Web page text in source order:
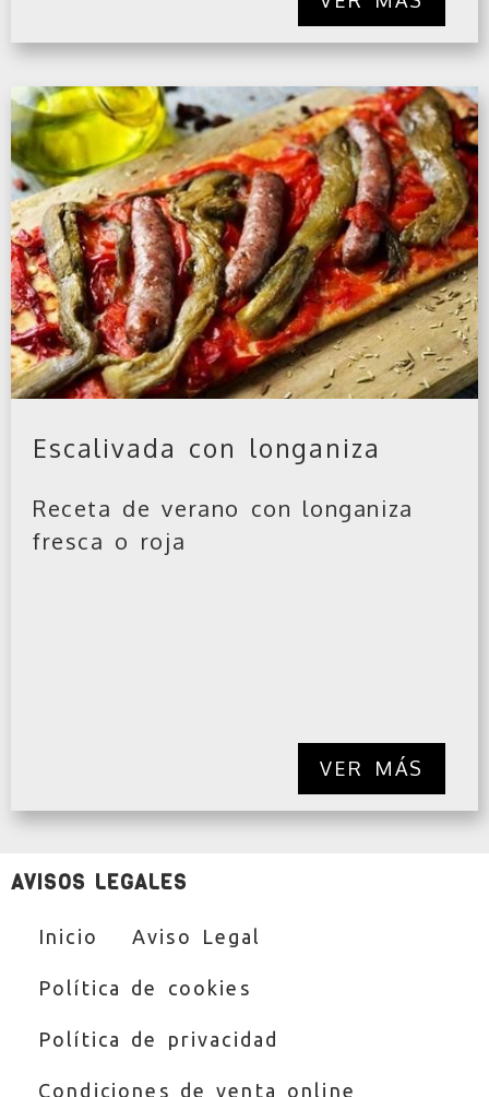
Escalivada con longaniza
Receta de verano con longaniza
fresca o roja
VER MÁS
AVISOS LEGALES
Aviso Legal
Política de cookies
Política de privacidad
Condiciones de venta online